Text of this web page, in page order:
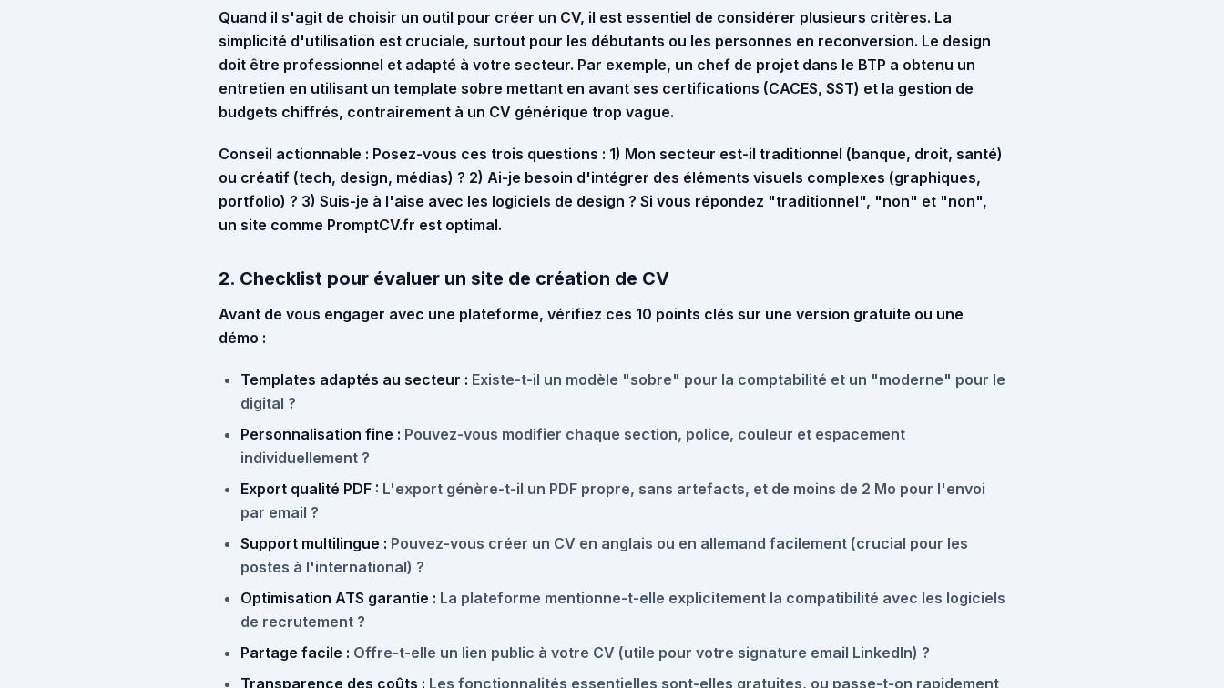
Quand il s'agit de choisir un outil pour créer un CV, il est essentiel de considérer plusieurs critères. La
simplicité d'utilisation est cruciale, surtout pour les débutants ou les personnes en reconversion. Le design
doit être professionnel et adapté à votre secteur. Par exemple, un chef de projet dans le BTP a obtenu un
entretien en utilisant un template sobre mettant en avant ses certifications (CACES, SST) et la gestion de
budgets chiffrés, contrairement à un CV générique trop vague.
Conseil actionnable : Posez-vous ces trois questions : 1) Mon secteur est-il traditionnel (banque, droit, santé)
ou créatif (tech, design, médias) ? 2) Ai-je besoin d'intégrer des éléments visuels complexes (graphiques,
portfolio) ? 3) Suis-je à l'aise avec les logiciels de design ? Si vous répondez "traditionnel", "non" et "non",
un site comme PromptCV.fr est optimal.
2. Checklist pour évaluer un site de création de CV
Avant de vous engager avec une plateforme, vérifiez ces 10 points clés sur une version gratuite ou une
démo :
Templates adaptés au secteur : Existe-t-il un modèle "sobre" pour la comptabilité et un "moderne" pour le
digital ?
Personnalisation fine : Pouvez-vous modifier chaque section, police, couleur et espacement
individuellement ?
Export qualité PDF : L'export génère-t-il un PDF propre, sans artefacts, et de moins de 2 Mo pour l'envoi
par email ?
Support multilingue : Pouvez-vous créer un CV en anglais ou en allemand facilement (crucial pour les
postes à l'international) ?
Optimisation ATS garantie : La plateforme mentionne-t-elle explicitement la compatibilité avec les logiciels
de recrutement ?
Partage facile : Offre-t-elle un lien public à votre CV (utile pour votre signature email LinkedIn) ?
Transparence des coûts : Les fonctionnalités essentielles sont-elles gratuites, ou passe-t-on rapidement